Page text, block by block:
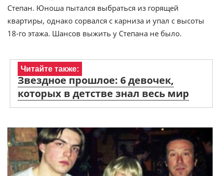
Степан. Юноша пытался выбраться из горящей
квартиры, однако сорвался с карниза и упал с высоты
18-го этажа. Шансов выжить у Степана не было.
Читайте также:
Звездное прошлое: 6 девочек,
которых в детстве знал весь мир